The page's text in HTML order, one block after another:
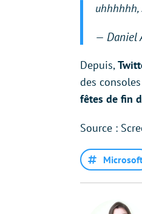
uhhhhhh,
— Daniel
Depuis,
des
fêtes de fin
Source :